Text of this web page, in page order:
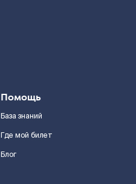
Помощь
База знаний
Где мой билет
Блог